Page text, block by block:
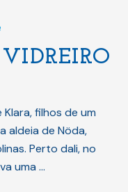
Klara, filhos de um
aldeia de Nöda,
Perto dali, no
uma …